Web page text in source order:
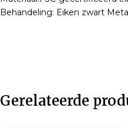
Behandeling: Eiken zwart
Gerelateerde